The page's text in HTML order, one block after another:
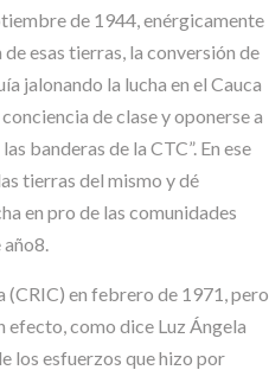
de 1944, enérgicamente
esas tierras, la conversión de
jalonando la lucha en el Cauca
de clase y oponerse a
banderas de la CTC”. En ese
tierras del mismo y dé
en pro de las comunidades
(CRIC) en febrero de 1971, pero
efecto, como dice Luz Ángela
los esfuerzos que hizo por